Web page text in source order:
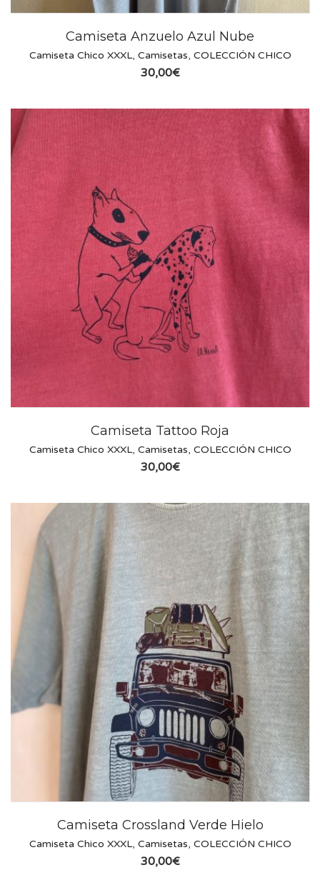
Camiseta Anzuelo Azul Nube
Camiseta Chico XXXL, Camisetas, COLECCIÓN CHICO
30,00€
Camiseta Tattoo Roja
Camiseta Chico XXXL, Camisetas, COLECCIÓN CHICO
30,00€
Camiseta Crossland Verde Hielo
Camiseta Chico XXXL, Camisetas, COLECCIÓN CHICO
30,00€